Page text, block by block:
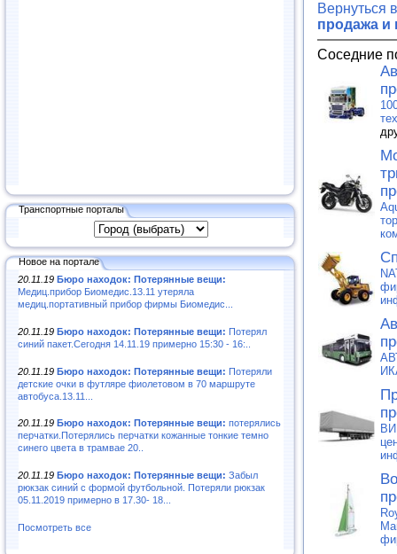
Транспортные порталы
Новое на портале
20.11.19 Бюро находок: Потерянные вещи:
Медиц.прибор Биомедис.13.11 утеряла
медиц.портативный прибор фирмы Биомедис...
20.11.19 Бюро находок: Потерянные вещи: Потерял
синий пакет.Сегодня 14.11.19 примерно 15:30 - 16:..
20.11.19 Бюро находок: Потерянные вещи: Потеряли
детские очки в футляре фиолетовом в 70 маршруте
автобуса.13.11...
20.11.19 Бюро находок: Потерянные вещи: потерялись
перчатки.Потерялись перчатки кожанные тонкие темно
синего цвета в трамвае 20..
20.11.19 Бюро находок: Потерянные вещи: Забыл
рюкзак синий с формой футбольной. Потеряли рюкзак
05.11.2019 примерно в 17.30- 18...
Посмотреть все
Вернуться
продажа и
Соседние